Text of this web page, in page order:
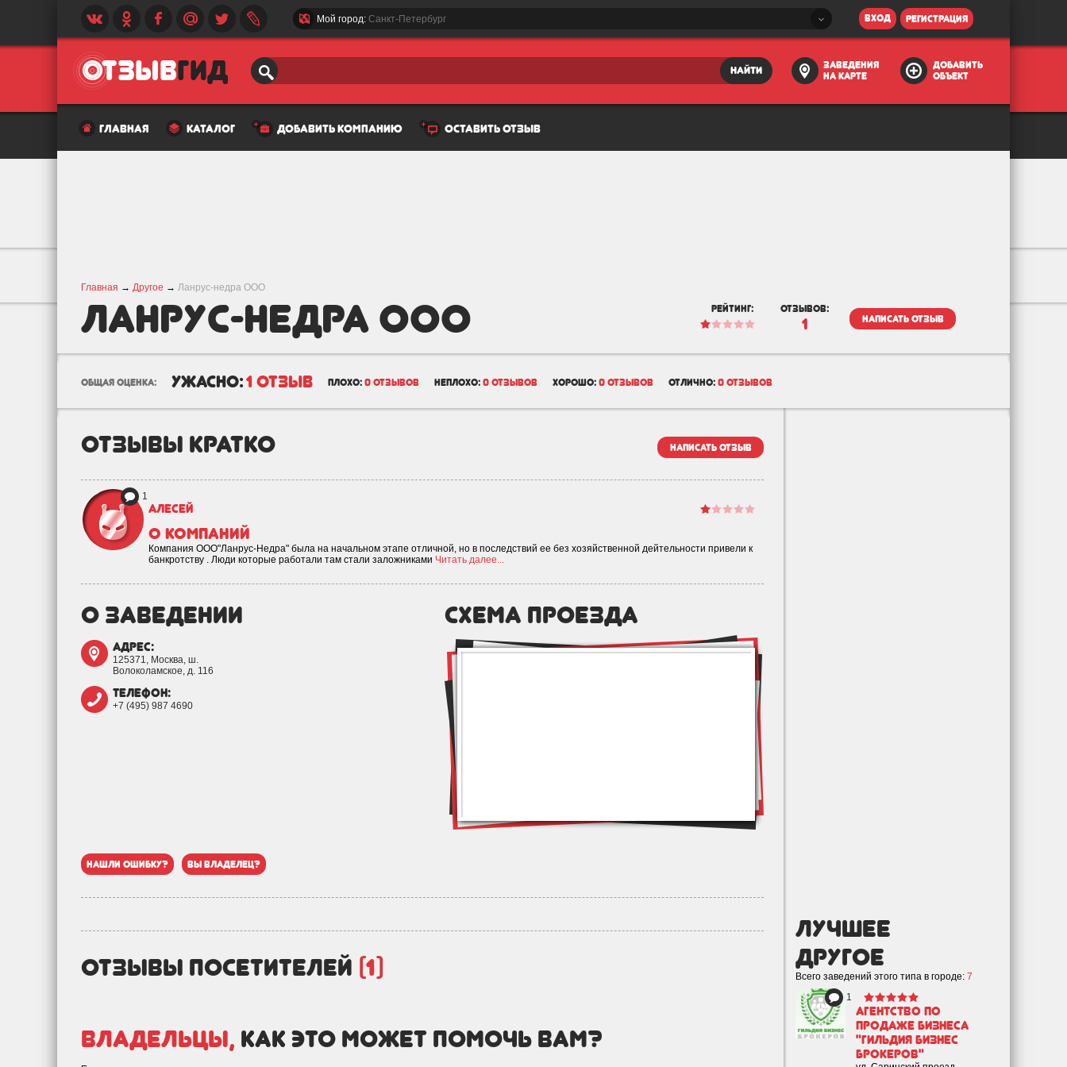
Мой город: Санкт-Петербург вход регистрация
найти
заведения
на карте
добавить
объект
главная каталог добавить компанию оставить отзыв
Главная → Другое → Ланрус-недра ООО
Ланрус-недра ООО рейтинг: отзывов:
1 написать отзыв
общая оценка: ужасно:1 отзыв плохо: 0 отзывов неплохо: 0 отзывов хорошо: 0 отзывов отлично: 0 отзывов
лучшее
Другое
Всего заведений этого типа в городе: 7
1
Агентство по
продаже бизнеса
"Гильдия Бизнес
Брокеров"
отзывы кратко написать отзыв
1
Алесей
о компаний
Компания ООО"Ланрус-Недра" была на начальном этапе отличной, но в последствий ее без хозяйственной дейтельности привели к
банкротству . Люди которые работали там стали заложниками Читать далее...
о заведении
адрес:
125371, Москва, ш.
Волоколамское, д. 116
телефон:
+7 (495) 987 4690
схема проезда
нашли ошибку? вы владелец?
отзывы посетителей (1)
Владельцы, как это может помочь вам?